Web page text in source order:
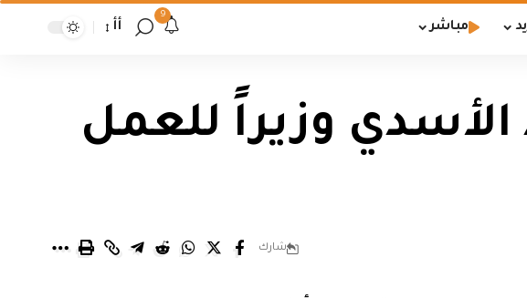
مباشر
9
أأ
الأسدي وزيراً للعمل
شارك